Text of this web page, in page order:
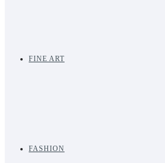
FINE ART
FASHION